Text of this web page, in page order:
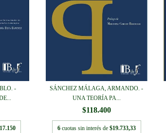
-
SÁNCHEZ MÁLAGA, ARMANDO. -
UNA TEORÍA PA...
$118.400
6 cuotas sin interés de $19.733,33